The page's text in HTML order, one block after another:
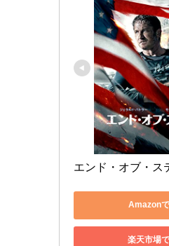
エンド・オブ・ス
Amazon
楽天市場